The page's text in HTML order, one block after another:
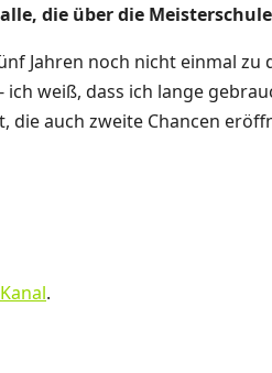
die über die
Jahren noch nicht einmal zu
weiß, dass ich lange
auch zweite Chancen
.